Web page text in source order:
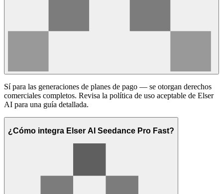
Sí para las generaciones de planes de pago — se otorgan derechos
comerciales completos. Revisa la política de uso aceptable de Elser
AI para una guía detallada.
¿Cómo integra Elser AI Seedance Pro Fast?